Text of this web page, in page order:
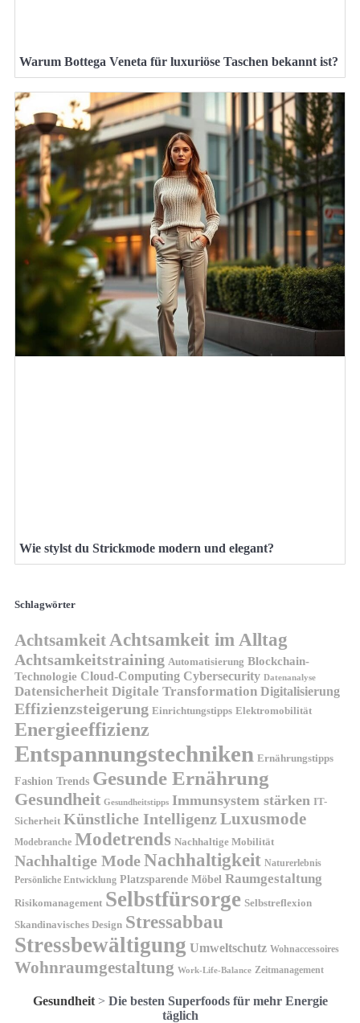
Warum Bottega Veneta für luxuriöse Taschen bekannt ist?
Wie stylst du Strickmode modern und elegant?
Schlagwörter
Achtsamkeit Achtsamkeit im Alltag
Achtsamkeitstraining Automatisierung Blockchain-
Technologie Cloud-Computing Cybersecurity Datenanalyse
Datensicherheit Digitale Transformation Digitalisierung
Effizienzsteigerung Einrichtungstipps Elektromobilität
Energieeffizienz
Entspannungstechniken Ernährungstipps
Fashion Trends Gesunde Ernährung
Gesundheit Gesundheitstipps Immunsystem stärken IT-
Sicherheit Künstliche IntelligenzLuxusmode
Modebranche Modetrends Nachhaltige Mobilität
Nachhaltige ModeNachhaltigkeit Naturerlebnis
Persönliche Entwicklung Platzsparende Möbel Raumgestaltung
Risikomanagement Selbstfürsorge Selbstreflexion
Skandinavisches Design Stressabbau
Stressbewältigung Umweltschutz Wohnaccessoires
Wohnraumgestaltung Work-Life-Balance Zeitmanagement
Gesundheit> Die besten Superfoods für mehr Energie
täglich